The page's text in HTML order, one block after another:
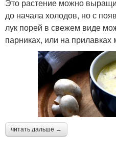
Это растение можно
до начала холодов, но с
лук порей в свежем виде
парниках, или на прилавках
читать дальше →